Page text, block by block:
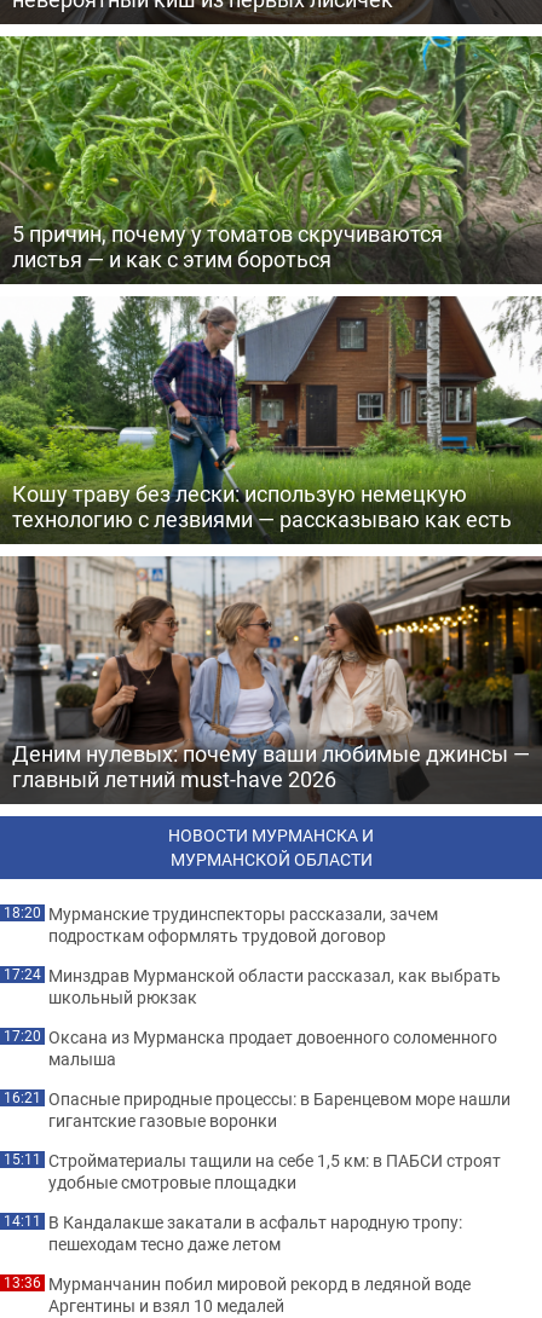
5 причин, почему у томатов скручиваются
листья — и как с этим бороться
Кошу траву без лески: использую немецкую
технологию с лезвиями — рассказываю как есть
Деним нулевых: почему ваши любимые джинсы —
главный летний must-have 2026
НОВОСТИ МУРМАНСКА И
МУРМАНСКОЙ ОБЛАСТИ
18:20 Мурманские трудинспекторы рассказали, зачем
подросткам оформлять трудовой договор
17:24 Минздрав Мурманской области рассказал, как выбрать
школьный рюкзак
17:20 Оксана из Мурманска продает довоенного соломенного
малыша
16:21 Опасные природные процессы: в Баренцевом море нашли
гигантские газовые воронки
15:11 Стройматериалы тащили на себе 1,5 км: в ПАБСИ строят
удобные смотровые площадки
14:11 В Кандалакше закатали в асфальт народную тропу:
пешеходам тесно даже летом
13:36 Мурманчанин побил мировой рекорд в ледяной воде
Аргентины и взял 10 медалей